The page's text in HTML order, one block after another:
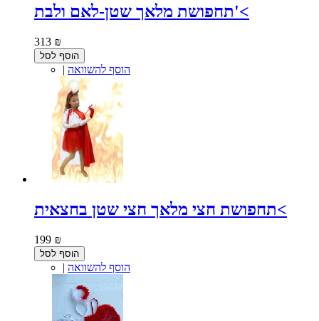
תחפושת מלאך שטן-לאם ולבת'<
313 ₪
הוסף לסל
| הוסף להשוואה
תחפושת חצי מלאך חצי שטן בחצאית<
199 ₪
הוסף לסל
| הוסף להשוואה